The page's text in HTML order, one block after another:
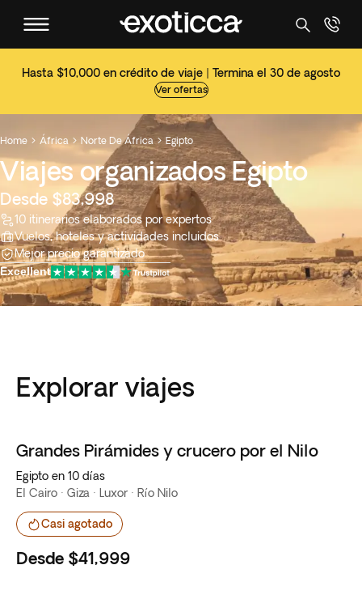
Hasta $10,000 en crédito de viaje | Termina el 30 de agosto
Ver ofertas
Home  África  Norte De África  Egipto
Viajes organizados Egipto
Desde $83,998
10 itinerarios elaborados por expertos
Vuelos, hoteles y actividades incluidos
Mejor precio garantizado
Excellent
Explorar viajes
Oferta flash
Grandes Pirámides y crucero por el Nilo
Egipto en 10 días
El Cairo · Giza · Luxor · Río Nilo
Casi agotado
Desde $41,999